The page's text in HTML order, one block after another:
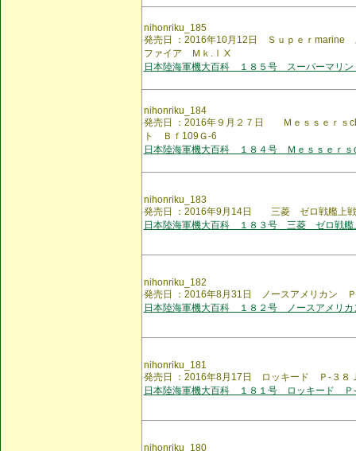
nihonriku_185
発売日 ：2016年10月12日 Ｓｕｐｅｒmarine
ファイア Ｍｋ.ⅠⅩ
日本陸海軍機大百科 １８５号 スーパーマリ
nihonriku_184
発売日 ：2016年９月２７日 Ｍｅｓｓｅｒｓ
ト Ｂｆ109Ｇ-6
日本陸海軍機大百科 １８４号 Ｍｅｓｓｅｒｓ
nihonriku_183
発売日 ：2016年9月14日 三菱 ゼロ戦艦上戦
日本陸海軍機大百科 １８３号 三菱 ゼロ戦艦
nihonriku_182
発売日 ：2016年8月31日 ノースアメリカン
日本陸海軍機大百科 １８２号 ノースアメリ
nihonriku_181
発売日 ：2016年8月17日 ロッキード Ｐ-３８
日本陸海軍機大百科 １８１号 ロッキード Ｐ
nihonriku_180